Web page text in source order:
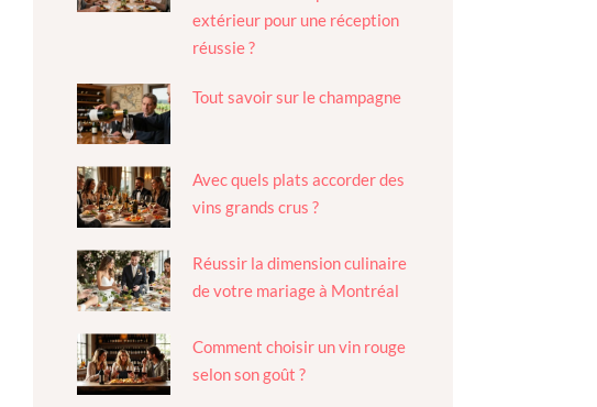
extérieur pour une réception
réussie ?
Tout savoir sur le champagne
Avec quels plats accorder des
vins grands crus ?
Réussir la dimension culinaire
de votre mariage à Montréal
Comment choisir un vin rouge
selon son goût ?